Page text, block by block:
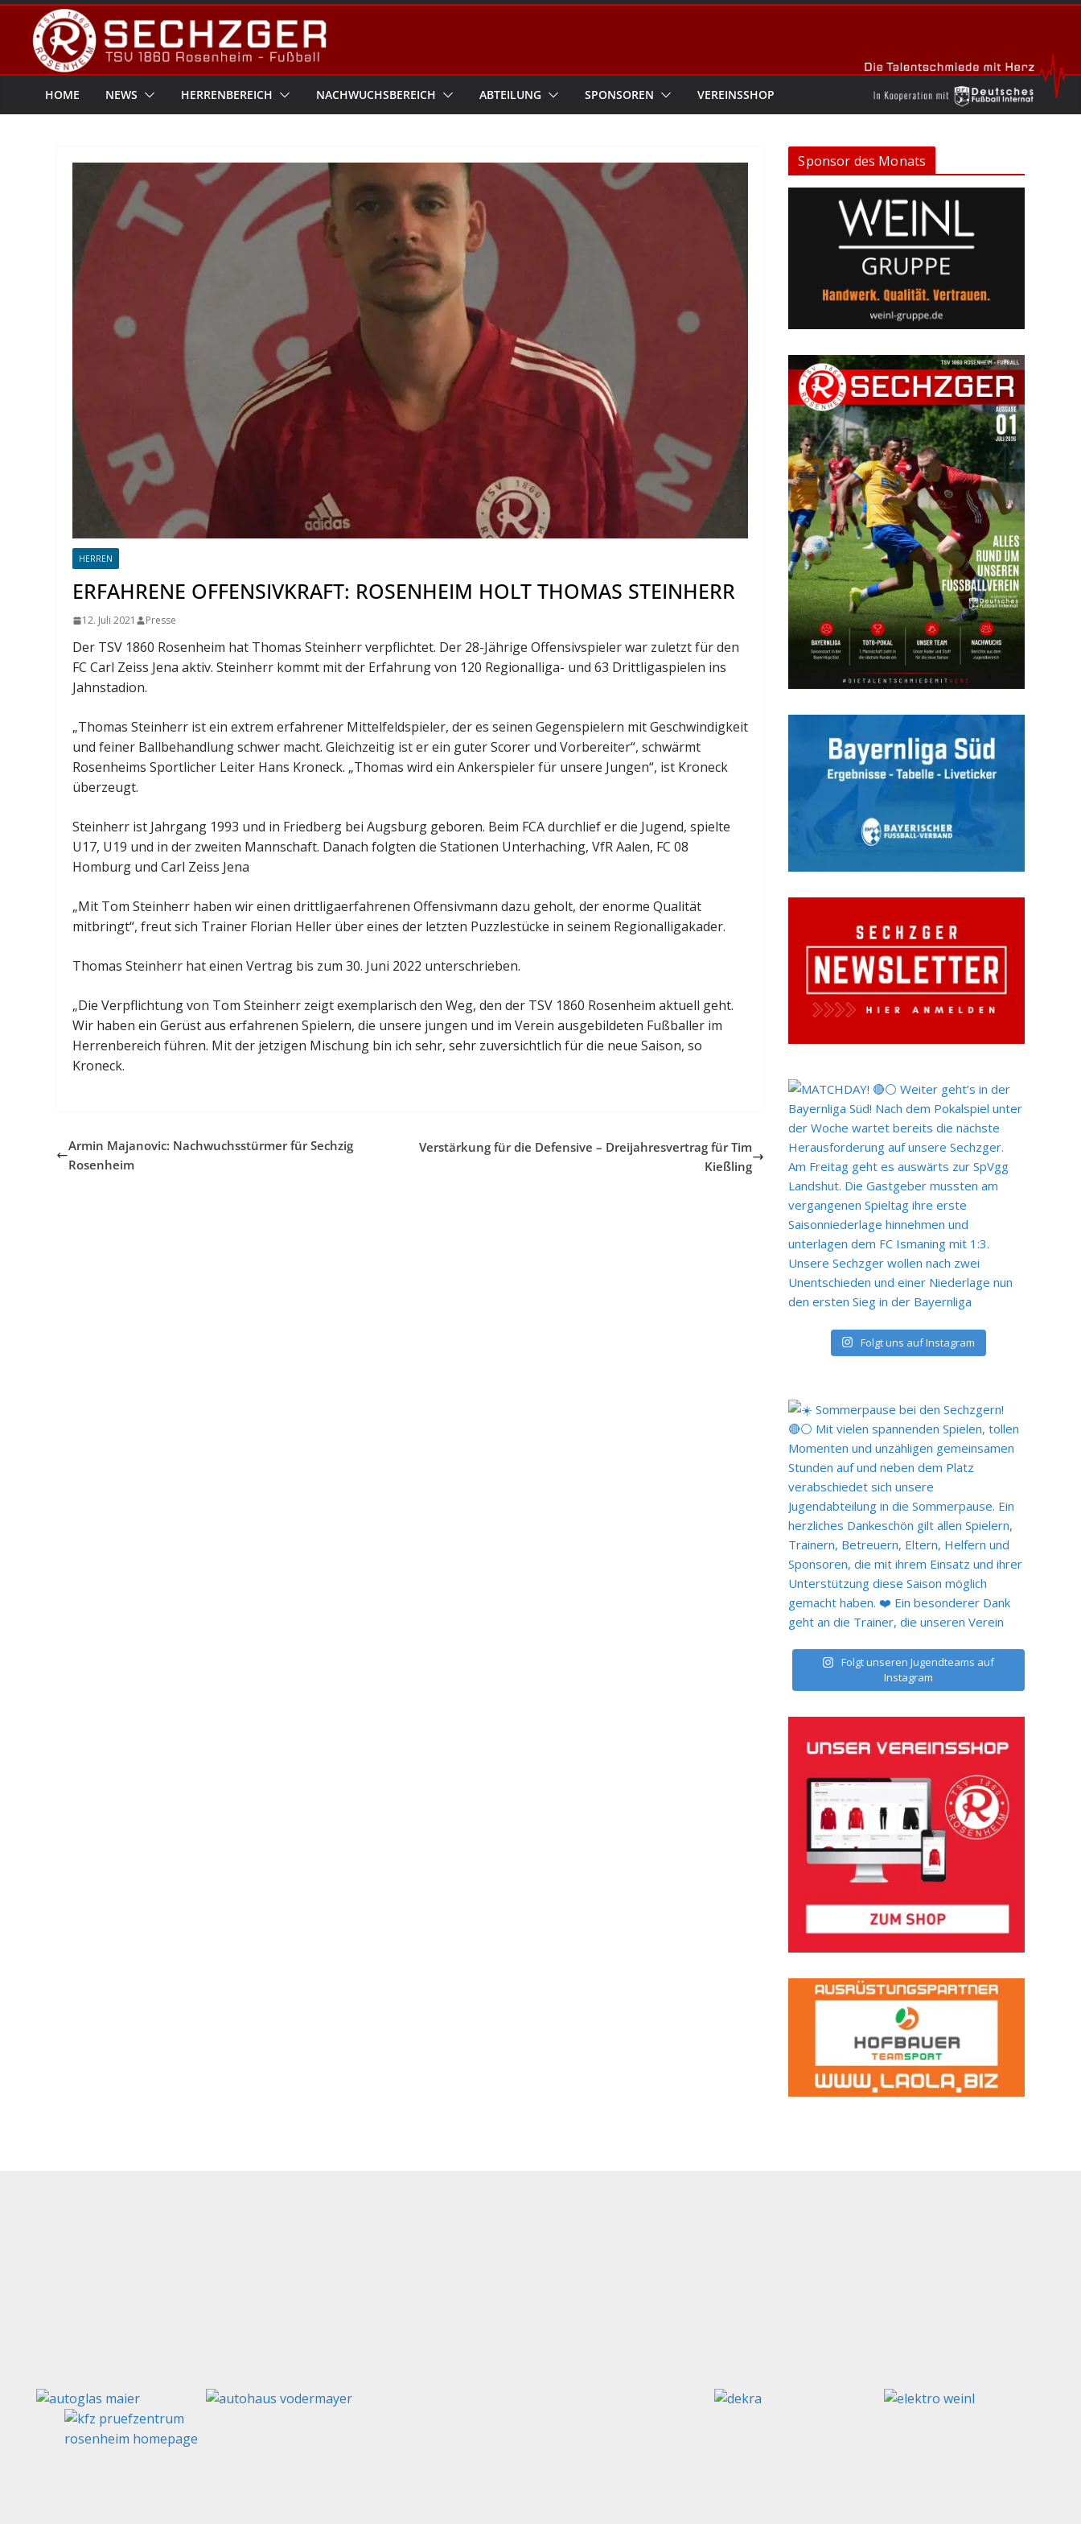
Zum
Inhalt
springen
HOME NEWS HERRENBEREICH NACHWUCHSBEREICH ABTEILUNG SPONSOREN VEREINSSHOP
HERREN
ERFAHRENE OFFENSIVKRAFT: ROSENHEIM HOLT THOMAS STEINHERR
12. Juli 2021 Presse
Der TSV 1860 Rosenheim hat Thomas Steinherr verpflichtet. Der 28-Jährige Offensivspieler war zuletzt für den
FC Carl Zeiss Jena aktiv. Steinherr kommt mit der Erfahrung von 120 Regionalliga- und 63 Drittligaspielen ins
Jahnstadion.
„Thomas Steinherr ist ein extrem erfahrener Mittelfeldspieler, der es seinen Gegenspielern mit Geschwindigkeit
und feiner Ballbehandlung schwer macht. Gleichzeitig ist er ein guter Scorer und Vorbereiter“, schwärmt
Rosenheims Sportlicher Leiter Hans Kroneck. „Thomas wird ein Ankerspieler für unsere Jungen“, ist Kroneck
überzeugt.
Steinherr ist Jahrgang 1993 und in Friedberg bei Augsburg geboren. Beim FCA durchlief er die Jugend, spielte
U17, U19 und in der zweiten Mannschaft. Danach folgten die Stationen Unterhaching, VfR Aalen, FC 08
Homburg und Carl Zeiss Jena
„Mit Tom Steinherr haben wir einen drittligaerfahrenen Offensivmann dazu geholt, der enorme Qualität
mitbringt“, freut sich Trainer Florian Heller über eines der letzten Puzzlestücke in seinem Regionalligakader.
Thomas Steinherr hat einen Vertrag bis zum 30. Juni 2022 unterschrieben.
„Die Verpflichtung von Tom Steinherr zeigt exemplarisch den Weg, den der TSV 1860 Rosenheim aktuell geht.
Wir haben ein Gerüst aus erfahrenen Spielern, die unsere jungen und im Verein ausgebildeten Fußballer im
Herrenbereich führen. Mit der jetzigen Mischung bin ich sehr, sehr zuversichtlich für die neue Saison, so
Kroneck.
Armin Majanovic: Nachwuchsstürmer für Sechzig
Rosenheim
Verstärkung für die Defensive – Dreijahresvertrag für Tim
Kießling
Sponsor des Monats
Folgt uns auf Instagram
Folgt unseren Jugendteams auf
Instagram